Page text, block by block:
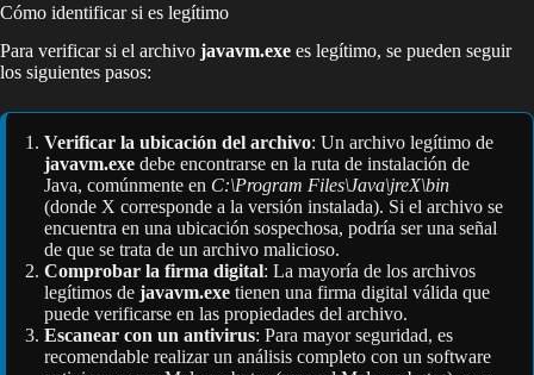
Cómo identificar si es legítimo
Para verificar si el archivo javavm.exe es legítimo, se pueden seguir
los siguientes pasos:
Verificar la ubicación del archivo: Un archivo legítimo de
javavm.exe debe encontrarse en la ruta de instalación de
Java, comúnmente en C:\Program Files\Java\jreX\bin
(donde X corresponde a la versión instalada). Si el archivo se
encuentra en una ubicación sospechosa, podría ser una señal
de que se trata de un archivo malicioso.
Comprobar la firma digital: La mayoría de los archivos
legítimos de javavm.exe tienen una firma digital válida que
puede verificarse en las propiedades del archivo.
Escanear con un antivirus: Para mayor seguridad, es
recomendable realizar un análisis completo con un software